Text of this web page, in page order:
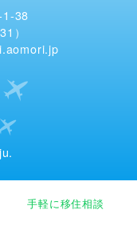
手軽に移住相談
38
）